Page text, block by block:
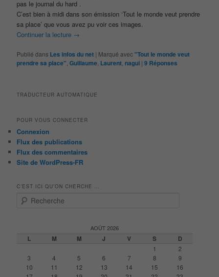
pas le journal du hard .
C’est bien à midi dans son émission ‘Tout le monde veut prendre
sa place’ que vous avez pu voir ces images.
Continuer la lecture →
Publié dans Les infos du net | Marqué avec"Tout le monde veut
prendre sa place" ,Guillaume Laurent nagui |9 Réponses
TRADUCTEUR AUTOMATIQUE
POUR VOUS CONNECTER
Connexion
Flux des publications
Flux des commentaires
Site de WordPress-FR
C’EST ICI QU’ON CHERCHE …
AOÛT 2026
L M M J V S D
1
2
3
4 5 6 7 8
9
10
11 12 13 14 15
16